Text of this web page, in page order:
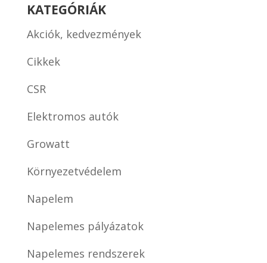
KATEGÓRIÁK
Akciók, kedvezmények
Cikkek
CSR
Elektromos autók
Growatt
Környezetvédelem
Napelem
Napelemes pályázatok
Napelemes rendszerek